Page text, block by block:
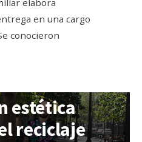
elabora
en una cargo
conocieron
estética
reciclaje